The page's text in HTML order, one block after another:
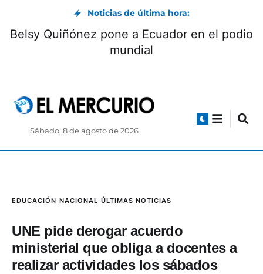
Noticias de última hora:
Belsy Quiñónez pone a Ecuador en el podio
mundial
Sábado, 8 de agosto de 2026
EDUCACIÓN NACIONAL ÚLTIMAS NOTICIAS
UNE pide derogar acuerdo
ministerial que obliga a docentes a
realizar actividades los sábados